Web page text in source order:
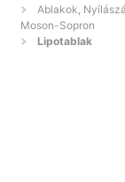
Ablakok,
Moson-Sopron
Lipotablak